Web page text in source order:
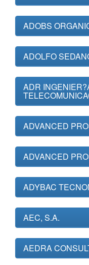
ADOBS
ADOLFO
ADR
ADVANCED
ADVANCED
ADYBAC
AEC, S.A.
AEDRA